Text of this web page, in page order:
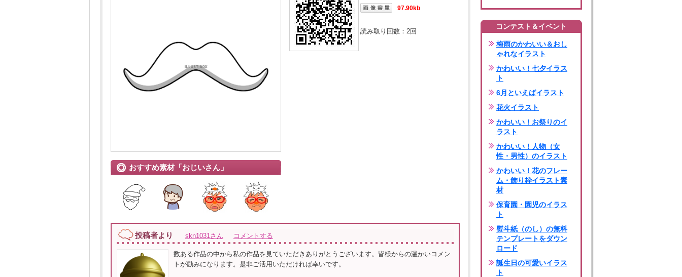
おすすめ素材「おじいさん」
97.90kb
読み取り回数： 2回
投稿者より skn1031さん コメントする
数ある作品の中から私の作品を見ていただきありがとうございます。皆様からの温かいコメン
トが励みになります。是非ご活用いただければ幸いです。
コンテスト＆イベント
梅雨のかわいい＆おし
ゃれなイラスト
かわいい！七夕イラス
ト
6月といえばイラスト
花火イラスト
かわいい！お祭りのイ
ラスト
かわいい！人物（女
性・男性）のイラスト
かわいい！花のフレー
ム・飾り枠イラスト素
材
保育園・園児のイラス
ト
熨斗紙（のし）の無料
テンプレートをダウン
ロード
誕生日の可愛いイラス
ト